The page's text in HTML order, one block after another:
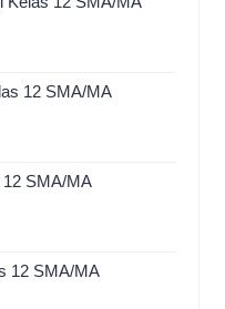
12 SMA/MA
SMA/MA
12 SMA/MA